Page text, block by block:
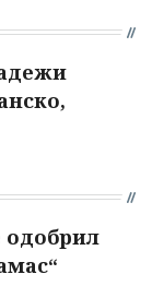
одобрил